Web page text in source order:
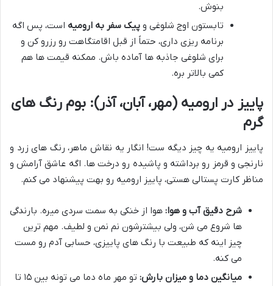
بنوش.
تابستون اوج شلوغی و پیک سفر به ارومیه است، پس اگه
برنامه ریزی داری، حتماً از قبل اقامتگاهت رو رزرو کن و
برای شلوغی جاذبه ها آماده باش. ممکنه قیمت ها هم
کمی بالاتر بره.
پاییز در ارومیه (مهر، آبان، آذر): بوم رنگ های
گرم
پاییز ارومیه یه چیز دیگه ست! انگار یه نقاش ماهر، رنگ های زرد و
نارنجی و قرمز رو برداشته و پاشیده رو درخت ها. اگه عاشق آرامش و
مناظر کارت پستالی هستی، پاییز ارومیه رو بهت پیشنهاد می کنم.
شرح دقیق آب و هوا: هوا از خنکی به سمت سردی میره. بارندگی
ها شروع می شن، ولی بیشترشون نم نمن و لطیف. مهم ترین
چیز اینه که طبیعت با رنگ های پاییزی، حسابی آدم رو مست
می کنه.
میانگین دما و میزان بارش:
تو مهر ماه دما می تونه بین ۱۵ تا